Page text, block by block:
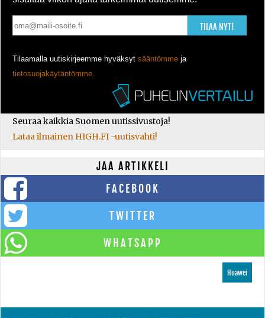
TILAA NYT!
Tilaamalla uutiskirjeemme hyväksyt sääntömme ja
tietosuojakäytäntömme.
Seuraa kaikkia Suomen uutissivustoja!
Lataa ilmainen HIGH.FI -uutisvahti!
JAA ARTIKKELI
FACEBOOK
TWITTER
WHATSAPP
Huawei